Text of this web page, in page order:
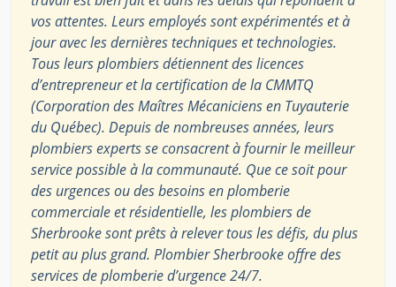
vos attentes. Leurs employés sont expérimentés et à
jour avec les dernières techniques et technologies.
Tous leurs plombiers détiennent des licences
d’entrepreneur et la certification de la CMMTQ
(Corporation des Maîtres Mécaniciens en Tuyauterie
du Québec). Depuis de nombreuses années, leurs
plombiers experts se consacrent à fournir le meilleur
service possible à la communauté. Que ce soit pour
des urgences ou des besoins en plomberie
commerciale et résidentielle, les plombiers de
Sherbrooke sont prêts à relever tous les défis, du plus
petit au plus grand. Plombier Sherbrooke offre des
services de plomberie d’urgence 24/7.